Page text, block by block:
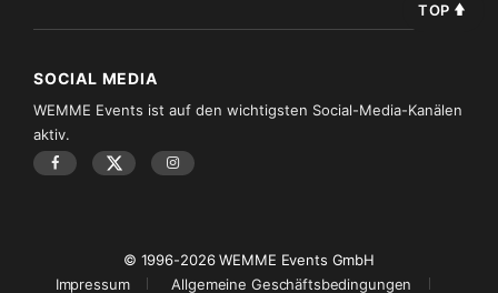
SOCIAL MEDIA
WEMME Events ist auf den wichtigsten Social-Media-Kanälen
aktiv.
© 1996-2026 WEMME Events GmbH
Impressum
Allgemeine Geschäftsbedingungen
TOP